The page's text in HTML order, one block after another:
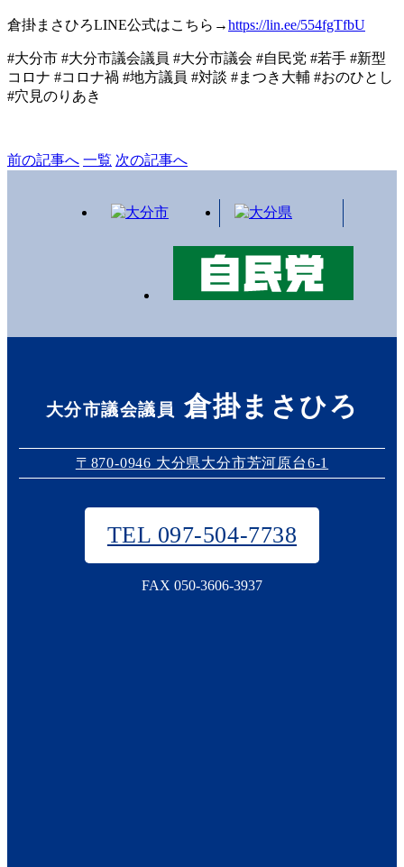
倉掛まさひろLINE公式はこちら→https://lin.ee/554fgTfbU
#大分市 #大分市議会議員 #大分市議会 #自民党 #若手 #新型
コロナ #コロナ禍 #地方議員 #対談 #まつき大輔 #おのひとし
#穴見のりあき
前の記事へ 一覧 次の記事へ
大分市議会議員 倉掛まさひろ
〒870-0946 大分県大分市芳河原台6-1
TEL 097-504-7738
FAX 050-3606-3937